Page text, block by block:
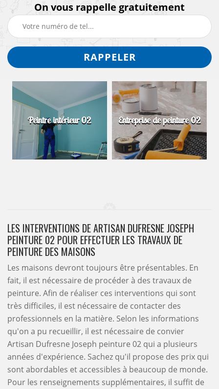
On vous rappelle gratuitement
Peintre intérieur 02 Entreprise de peinture 02
LES INTERVENTIONS DE ARTISAN DUFRESNE JOSEPH
PEINTURE 02 POUR EFFECTUER LES TRAVAUX DE
PEINTURE DES MAISONS
Les maisons devront toujours être présentables. En
fait, il est nécessaire de procéder à des travaux de
peinture. Afin de réaliser ces interventions qui sont
très difficiles, il est nécessaire de contacter des
professionnels en la matière. Selon les informations
qu'on a pu recueillir, il est nécessaire de convier
Artisan Dufresne Joseph peinture 02 qui a plusieurs
années d'expérience. Sachez qu'il propose des prix qui
sont abordables et accessibles à beaucoup de monde.
Pour les renseignements supplémentaires, il suffit de